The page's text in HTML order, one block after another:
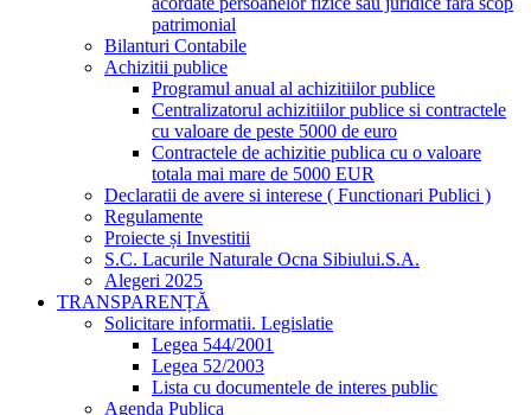
patrimonial
Bilanturi Contabile
Achizitii publice
Programul anual al achizitiilor publice
Centralizatorul achizitiilor publice si contractele
cu valoare de peste 5000 de euro
Contractele de achizitie publica cu o valoare
totala mai mare de 5000 EUR
Declaratii de avere si interese ( Functionari Publici )
Regulamente
Proiecte și Investitii
S.C. Lacurile Naturale Ocna Sibiului.S.A.
Alegeri 2025
TRANSPARENȚĂ
Solicitare informatii. Legislatie
Legea 544/2001
Legea 52/2003
Lista cu documentele de interes public
Agenda Publica